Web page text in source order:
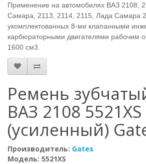
Применение на автомобилях ВАЗ 2108,
Самара, 2113, 2114, 2115, Лада Самара
укомплектованных 8-ми клапанными
карбюраторными двигателями рабочим
1600 см3.
Ремень
ВАЗ 2108 5521XS
(усиленный)
Производитель: Gates
Модель: 5521XS